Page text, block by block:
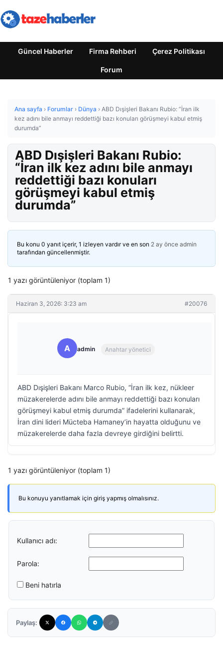
Güncel Haberler Firma Rehberi Çerez Politikası
Forum
Ana sayfa › Forumlar › Dünya › ABD Dışişleri Bakanı Rubio: “İran ilk
kez adını bile anmayı reddettiği bazı konuları görüşmeyi kabul etmiş
durumda”
ABD Dışişleri Bakanı Rubio:
“İran ilk kez adını bile anmayı
reddettiği bazı konuları
görüşmeyi kabul etmiş
durumda”
Bu konu 0 yanıt içerir, 1 izleyen vardır ve en son 2 ay önce admin
tarafından güncellenmiştir.
1 yazı görüntüleniyor (toplam 1)
Haziran 3, 2026: 3:23 am #20076
A admin Anahtar yönetici
ABD Dışişleri Bakanı Marco Rubio, “İran ilk kez, nükleer
müzakerelerde adını bile anmayı reddettiği bazı konuları
görüşmeyi kabul etmiş durumda” ifadelerini kullanarak,
İran dini lideri Mücteba Hamaney’in hayatta olduğunu ve
müzakerelerde daha fazla devreye girdiğini belirtti.
1 yazı görüntüleniyor (toplam 1)
Bu konuyu yanıtlamak için giriş yapmış olmalısınız.
Kullanıcı adı:
Parola:
Beni hatırla
Paylaş: